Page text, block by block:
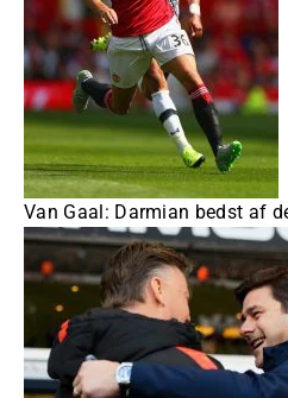
Van Gaal: Darmian bedst af